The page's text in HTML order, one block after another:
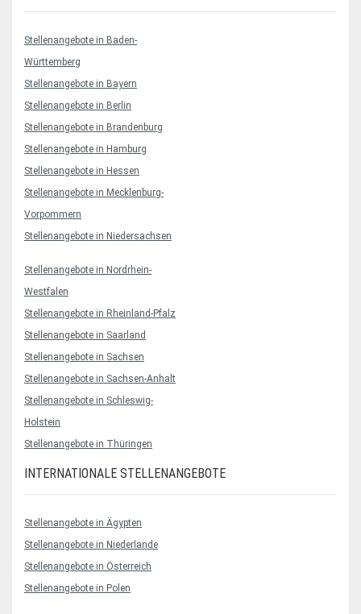
Stellenangebote in Baden-
Württemberg
Stellenangebote in Bayern
Stellenangebote in Berlin
Stellenangebote in Brandenburg
Stellenangebote in Hamburg
Stellenangebote in Hessen
Stellenangebote in Mecklenburg-
Vorpommern
Stellenangebote in Niedersachsen
Stellenangebote in Nordrhein-
Westfalen
Stellenangebote in Rheinland-Pfalz
Stellenangebote in Saarland
Stellenangebote in Sachsen
Stellenangebote in Sachsen-Anhalt
Stellenangebote in Schleswig-
Holstein
Stellenangebote in Thüringen
INTERNATIONALE STELLENANGEBOTE
Stellenangebote in Ägypten
Stellenangebote in Niederlande
Stellenangebote in Österreich
Stellenangebote in Polen